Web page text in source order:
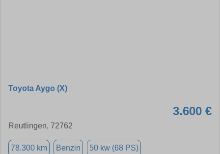
Toyota Aygo (X)
3.600 €
Reutlingen, 72762
78.300 km Benzin 50 kw (68 PS)